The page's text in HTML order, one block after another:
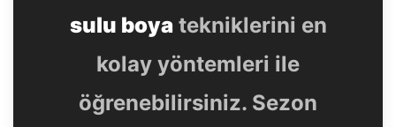
sulu boyatekniklerini en
kolay yöntemleri ile
öğrenebilirsiniz. Sezon